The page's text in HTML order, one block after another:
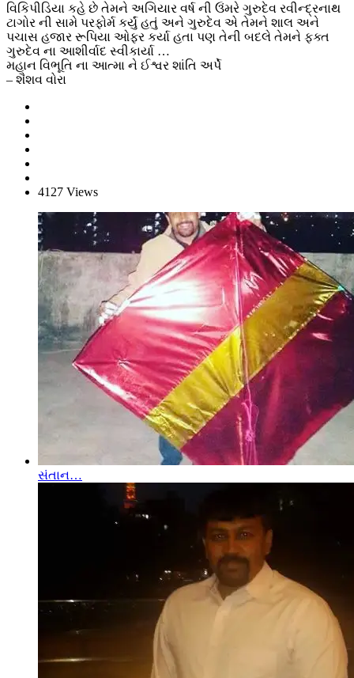
વિકિપીડિયા કહે છે તેમને અગિયાર વર્ષ ની ઉંમરે ગુરુદેવ રવીન્દ્રનાથ
ટાગોર ની સામે પરફોર્મ કર્યું હતું અને ગુરુદેવ એ તેમને શાલ અને
પચાસ હજાર રૂપિયા ઓફર કર્યા હતા પણ તેની બદલે તેમને ફક્ત
ગુરુદેવ ના આશીર્વાદ સ્વીકાર્યા …
મહાન વિભૂતિ ના આત્મા ને ઈશ્વર શાંતિ અર્પે
– શૈશવ વોરા
4127 Views
સંતાન…